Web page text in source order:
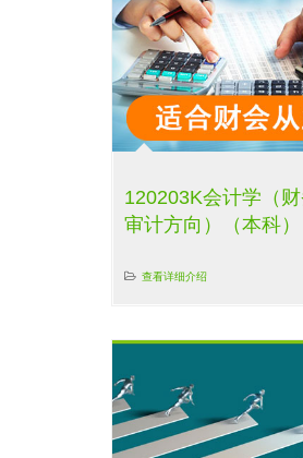
120203K会计学（
审计方向）（本科）
查看详细介绍